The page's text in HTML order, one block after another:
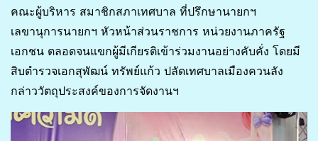
คณะผู้บริหาร สมาชิกสภาเทศบาล ที่ปรึกษานายกฯ
เลขานุการนายกฯ หัวหน้าส่วนราชการ หน่วยงานภาครัฐ
เอกชน ตลอดจนแขกผู้มีเกียรติเข้าร่วมงานอย่างคับคั่ง โดยมี
สิบตำรวจเอกสุพัฒน์ ทรัพย์แก้ว ปลัดเทศบาลเมืองควนลัง
กล่าววัตถุประสงค์ของการจัดงานฯ